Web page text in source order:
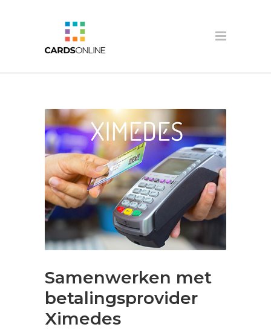
Samenwerken met
betalingsprovider
Ximedes